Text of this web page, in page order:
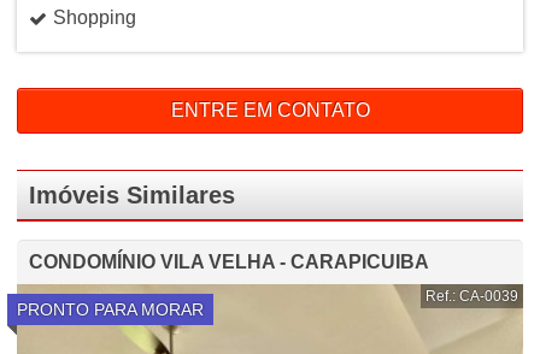
Shopping
ENTRE EM CONTATO
Imóveis Similares
CONDOMÍNIO VILA VELHA - CARAPICUIBA
PRONTO PARA MORAR
Ref.: CA-0039